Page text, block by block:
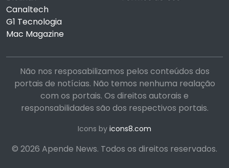
Canaltech
G1 Tecnologia
Mac Magazine
Não nos resposabilizamos pelos conteúdos dos
portais de notícias. Não temos nenhuma realação
com os portais. Os direitos autorais e
responsabilidades são dos respectivos portais.
Icons by icons8.com
© 2026 Apende News. Todos os direitos reservados.